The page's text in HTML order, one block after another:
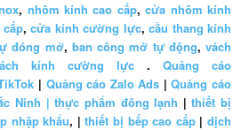
, nhôm kính cao cấp,cửa nhôm kính
, cửa kính cường lực, cầu thang kính
đóng mở, ban công mở tự động, vách
kính cường lực . Quảng cáo
| Quảng cáo Zalo Ads |Quảng cáo
Ninh | thực phẩm đông lạnh |thiết bị
nhập khẩu, |thiết bị bếp cao cấp|dịch